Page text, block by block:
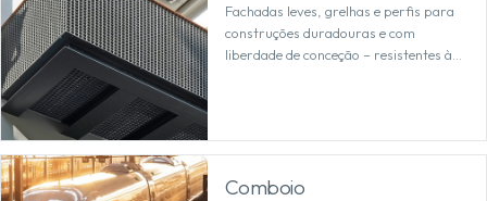
Fachadas leves, grelhas e perfis para
construções duradouras e com
liberdade de conceção – resistentes à
Comboio